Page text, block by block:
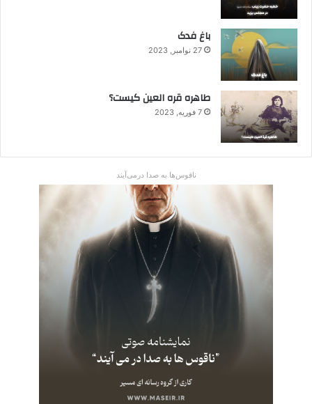
باغ فدک
27 نوامبر, 2023
طاهره قره العین کیست؟
7 فوریه, 2023
ناقوس‌ها به صدا در‌می‌آیند